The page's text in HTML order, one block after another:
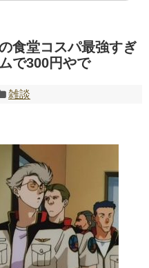
食堂コスパ最強すぎ
で300円やで
雑談